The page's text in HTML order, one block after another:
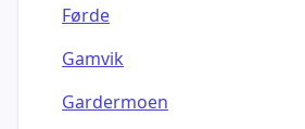
Førde
Gamvik
Gardermoen